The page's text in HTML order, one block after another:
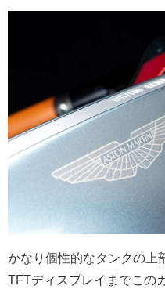
かなり個性的なタンクの上
TFTディスプレイまでこの